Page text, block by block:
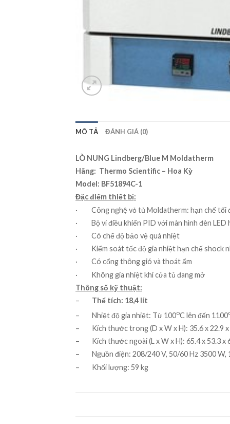
MÔ TẢ ĐÁNH GIÁ (0)
LÒ NUNG Lindberg/Blue M Moldatherm
Hãng: Thermo Scientific – Hoa Kỳ
Model: BF51894C-1
Đặc điểm thiết bị:
· Công nghệ vỏ tủ Moldatherm: hạn chế tối
· Bộ vi điều khiển PID với màn hình đèn LED
· Có chế độ bảo vệ quá nhiệt
· Kiểm soát tốc độ gia nhiệt hạn chế shock
· Có cổng thông gió và thoát ẩm
· Không gia nhiệt khi cửa tủ đang mở
Thông số kỹ thuật:
– Thể tích: 18,4 lít
– Nhiệt độ gia nhiệt: Từ 100oC lên đến 1100
– Kích thước trong (D x W x H): 35.6 x 22.9 x
– Kích thước ngoài (L x W x H): 65.4 x 53.3 x
– Nguồn điện: 208/240 V, 50/60 Hz 3500 W,
– Khối lượng: 59 kg